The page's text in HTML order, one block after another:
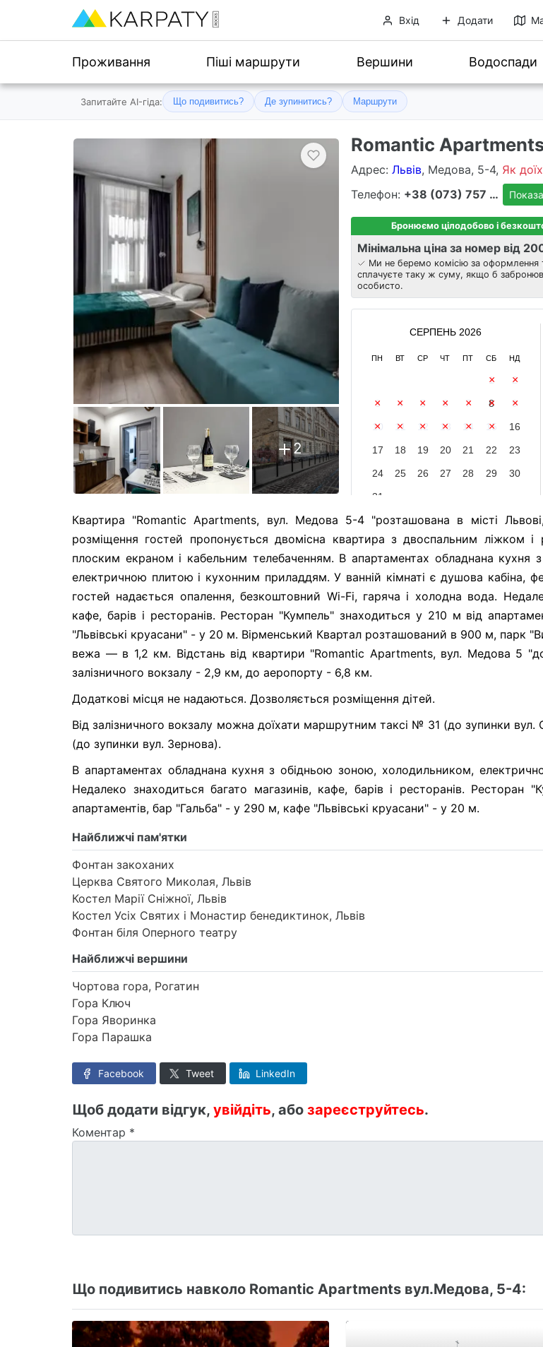
Вхід Додати
Проживання Піші маршрути Вершини Водоспади
Запитайте AI-гіда: Що подивитись? Де зупинитись? Маршрути
2
Romantic
Адрес: Львів, Медова, 5-4, Як
Телефон:
+38 (073) 757 8303
Бронюємо цілодобово і
Мінімальна ціна за номер від
Ми не беремо комісію за оформлення
сплачуєте таку ж суму, якщо б
особисто.
СЕРПЕНЬ 2026
ПН ВТ СР ЧТ ПТ СБ НД
1 2
3 4 5 6 7 8 9
10 11 12 13 14 15 16
17 18 19 20 21 22 23
24 25 26 27 28 29 30
31
Квартира "Romantic Apartments, вул. Медова 5-4 "розташована в місті
розміщення гостей пропонується двомісна квартира з двоспальним ліжком
плоским екраном і кабельним телебаченням. В апартаментах обладнана кухня
електричною плитою і кухонним приладдям. У ванній кімнаті є душова кабіна,
гостей надається опалення, безкоштовний Wi-Fi, гаряча і холодна вода.
кафе, барів і ресторанів. Ресторан "Кумпель" знаходиться у 210 м від
"Львівські круасани" - у 20 м. Вірменський Квартал розташований в 900 м, парк
вежа — в 1,2 км. Відстань від квартири "Romantic Apartments, вул. Медова 5
залізничного вокзалу - 2,9 км, до аеропорту - 6,8 км.
Додаткові місця не надаються. Дозволяється розміщення дітей.
Від залізничного вокзалу можна доїхати маршрутним таксі № 31 (до зупинки
(до зупинки вул. Зернова).
В апартаментах обладнана кухня з обідньою зоною, холодильником,
Недалеко знаходиться багато магазинів, кафе, барів і ресторанів. Ресторан
апартаментів, бар "Гальба" - у 290 м, кафе "Львівські круасани" - у 20 м.
Найближчі пам'ятки
Фонтан закоханих
Церква Святого Миколая, Львів
Костел Марії Сніжної, Львів
Костел Усіх Святих і Монастир бенедиктинок, Львів
Фонтан біля Оперного театру
Найближчі вершини
Чортова гора, Рогатин
Гора Ключ
Гора Яворинка
Гора Парашка
Facebook Tweet LinkedIn
Щоб додати відгук, увійдіть, або зареєструйтесь.
Коментар *
Що подивитись навколо Romantic Apartments вул.Медова, 5-4: